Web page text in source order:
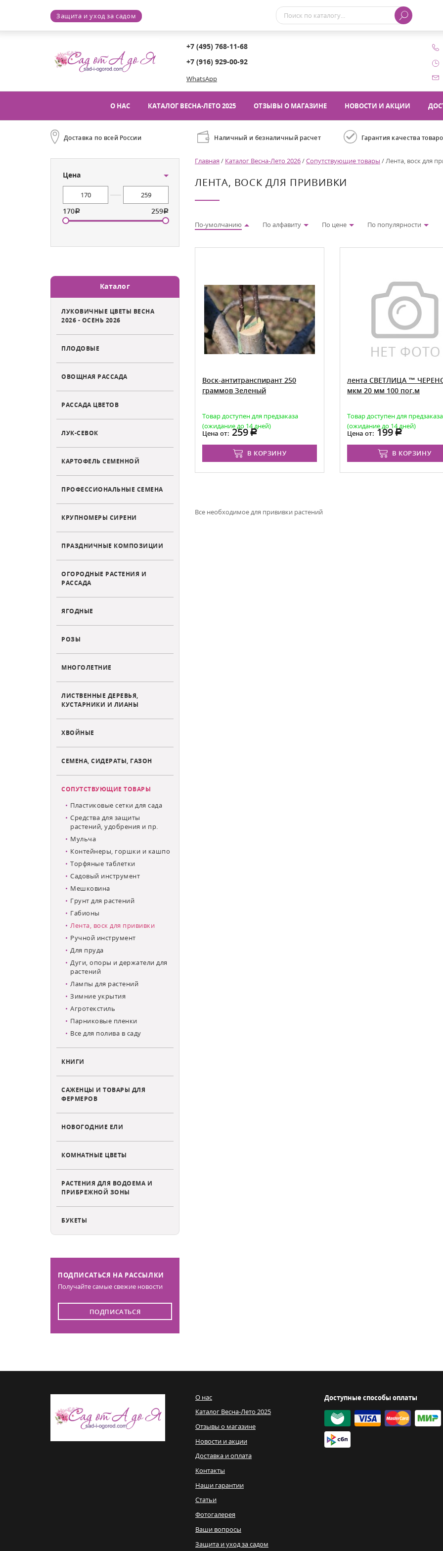
Защита и уход за садом
+7 (495) 768-11-68
+7 (916) 929-00-92
WhatsApp
О НАС КАТАЛОГ ВЕСНА-ЛЕТО 2025 ОТЗЫВЫ О МАГАЗИНЕ НОВОСТИ И АКЦИИ
Доставка по всей России Наличный и безналичный расчет Гарантия качества
Цена
170 259
Каталог
ЛУКОВИЧНЫЕ ЦВЕТЫ ВЕСНА
2026 - ОСЕНЬ 2026
ПЛОДОВЫЕ
ОВОЩНАЯ РАССАДА
РАССАДА ЦВЕТОВ
ЛУК-СЕВОК
КАРТОФЕЛЬ СЕМЕННОЙ
ПРОФЕССИОНАЛЬНЫЕ СЕМЕНА
КРУПНОМЕРЫ СИРЕНИ
ПРАЗДНИЧНЫЕ КОМПОЗИЦИИ
ОГОРОДНЫЕ РАСТЕНИЯ И
РАССАДА
ЯГОДНЫЕ
РОЗЫ
МНОГОЛЕТНИЕ
ЛИСТВЕННЫЕ ДЕРЕВЬЯ,
КУСТАРНИКИ И ЛИАНЫ
ХВОЙНЫЕ
СЕМЕНА, СИДЕРАТЫ, ГАЗОН
СОПУТСТВУЮЩИЕ ТОВАРЫ
Пластиковые сетки для сада
Средства для защиты
растений, удобрения и пр.
Мульча
Контейнеры, горшки и кашпо
Торфяные таблетки
Садовый инструмент
Мешковина
Грунт для растений
Габионы
Лента, воск для прививки
Ручной инструмент
Для пруда
Дуги, опоры и держатели для
растений
Лампы для растений
Зимние укрытия
Агротекстиль
Парниковые пленки
Все для полива в саду
КНИГИ
САЖЕНЦЫ И ТОВАРЫ ДЛЯ
ФЕРМЕРОВ
НОВОГОДНИЕ ЕЛИ
КОМНАТНЫЕ ЦВЕТЫ
РАСТЕНИЯ ДЛЯ ВОДОЕМА И
ПРИБРЕЖНОЙ ЗОНЫ
БУКЕТЫ
ПОДПИСАТЬСЯ НА РАССЫЛКИ
Получайте самые свежие новости
ПОДПИСАТЬСЯ
Главная / Каталог Весна-Лето 2026/Сопутствующие товары /Лента, воск для
ЛЕНТА, ВОСК ДЛЯ ПРИВИВКИ
По-умолчанию По алфавиту По цене По популярности
Воск-антитранспирант 250
граммов Зеленый
Товар доступен для предзаказа
(ожидание до 14 дней)
Цена от: 259
В КОРЗИНУ
лента СВЕТЛИЦА ™
мкм 20 мм 100 пог.м
Товар доступен для предзаказа
(ожидание до 14 дней)
Цена от: 199
В КОРЗИНУ
Все необходимое для прививки растений
О нас
Каталог Весна-Лето 2025
Отзывы о магазине
Новости и акции
Доставка и оплата
Контакты
Наши гарантии
Статьи
Фотогалерея
Ваши вопросы
Защита и уход за садом
Доступные способы оплаты